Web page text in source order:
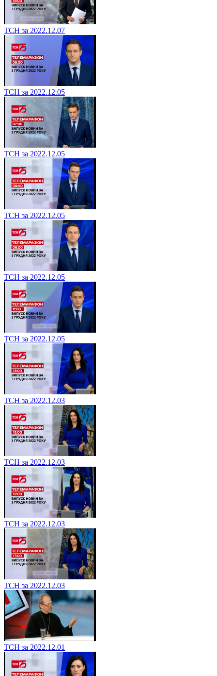
ТСН за 2022.12.07
ТСН за 2022.12.05
ТСН за 2022.12.05
ТСН за 2022.12.05
ТСН за 2022.12.05
ТСН за 2022.12.05
ТСН за 2022.12.03
ТСН за 2022.12.03
ТСН за 2022.12.03
ТСН за 2022.12.03
ТСН за 2022.12.01